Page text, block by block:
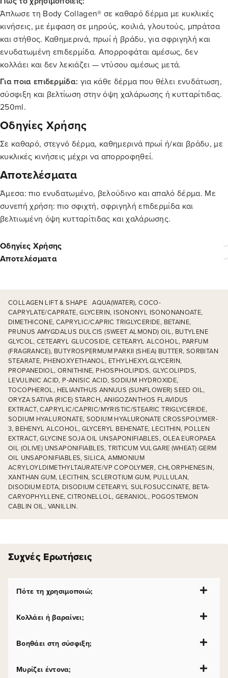
Άπλωσε τη Body Collagen® σε καθαρό δέρμα με κυκλικές
κινήσεις, με έμφαση σε μηρούς, κοιλιά, γλουτούς, μπράτσα
και στήθος. Καθημερινά, πρωί ή βράδυ, για σφριγηλή και
ενυδατωμένη επιδερμίδα. Απορροφάται αμέσως, δεν
κολλάει και δεν λεκιάζει — ντύσου αμέσως μετά.
Για ποια επιδερμίδα: για κάθε δέρμα που θέλει ενυδάτωση,
σύσφιξη και βελτίωση στην όψη χαλάρωσης ή κυτταρίτιδας.
250ml.
Οδηγίες Χρήσης
Σε καθαρό, στεγνό δέρμα, καθημερινά πρωί ή/και βράδυ, με
κυκλικές κινήσεις μέχρι να απορροφηθεί.
Αποτελέσματα
Άμεσα: πιο ενυδατωμένο, βελούδινο και απαλό δέρμα. Με
συνεπή χρήση: πιο σφιχτή, σφριγηλή επιδερμίδα και
βελτιωμένη όψη κυτταρίτιδας και χαλάρωσης.
Οδηγίες Χρήσης
Αποτελέσματα
COLLAGEN LIFT & SHAPE AQUA(WATER), COCO-
CAPRYLATE/CAPRATE, GLYCERIN, ISONONYL ISONONANOATE,
DIMETHICONE, CAPRYLIC/CAPRIC TRIGLYCERIDE, BETAINE,
PRUNUS AMYGDALUS DULCIS (SWEET ALMOND) OIL, BUTYLENE
GLYCOL, CETEARYL GLUCOSIDE, CETEARYL ALCOHOL, PARFUM
(FRAGRANCE), BUTYROSPERMUM PARKII (SHEA) BUTTER, SORBITAN
STEARATE, PHENOXYETHANOL, ETHYLHEXYLGLYCERIN,
PROPANEDIOL, ORNITHINE, PHOSPHOLIPIDS, GLYCOLIPIDS,
LEVULINIC ACID, P-ANISIC ACID, SODIUM HYDROXIDE,
TOCOPHEROL, HELIANTHUS ANNUUS (SUNFLOWER) SEED OIL,
ORYZA SATIVA (RICE) STARCH, ANIGOZANTHOS FLAVIDUS
EXTRACT, CAPRYLIC/CAPRIC/MYRISTIC/STEARIC TRIGLYCERIDE,
SODIUM HYALURONATE, SODIUM HYALURONATE CROSSPOLYMER-
3, BEHENYL ALCOHOL, GLYCERYL BEHENATE, LECITHIN, POLLEN
EXTRACT, GLYCINE SOJA OIL UNSAPONIFIABLES, OLEA EUROPAEA
OIL (OLIVE) UNSAPONIFIABLES, TRITICUM VULGARE (WHEAT) GERM
OIL UNSAPONIFIABLES, SILICA, AMMONIUM
ACRYLOYLDIMETHYLTAURATE/VP COPOLYMER, CHLORPHENESIN,
XANTHAN GUM, LECITHIN, SCLEROTIUM GUM, PULLULAN,
DISODIUM EDTA, DISODIUM CETEARYL SULFOSUCCINATE, BETA-
CARYOPHYLLENE, CITRONELLOL, GERANIOL, POGOSTEMON
CABLIN OIL, VANILLIN.
Συχνές Ερωτήσεις
Πότε τη χρησιμοποιώ;
Κολλάει ή βαραίνει;
Βοηθάει στη σύσφιξη;
Μυρίζει έντονα;